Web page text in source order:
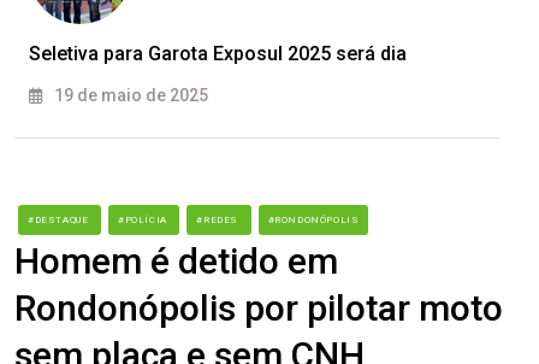
Seletiva para Garota Exposul 2025 será dia
19 de maio de 2025
#DESTAQUE #POLÍCIA #REDES #RONDONÓPOLIS
Homem é detido em
Rondonópolis por pilotar moto
sem placa e sem CNH